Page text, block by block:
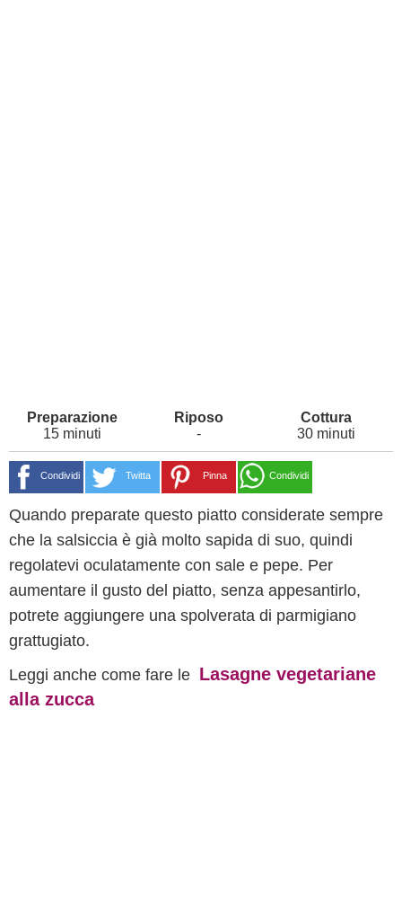
15 minuti - 30 minuti
Condividi Twitta Pinna Condividi
Quando preparate questo piatto considerate sempre
che la salsiccia è già molto sapida di suo, quindi
regolatevi oculatamente con sale e pepe. Per
aumentare il gusto del piatto, senza appesantirlo,
potrete aggiungere una spolverata di parmigiano
grattugiato.
Leggi anche come fare le Lasagne vegetariane
alla zucca